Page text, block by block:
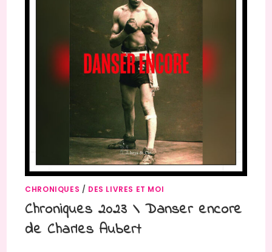
CHRONIQUES / DES LIVRES ET MOI
Chroniques 2023 \ Danser encore
de Charles Aubert